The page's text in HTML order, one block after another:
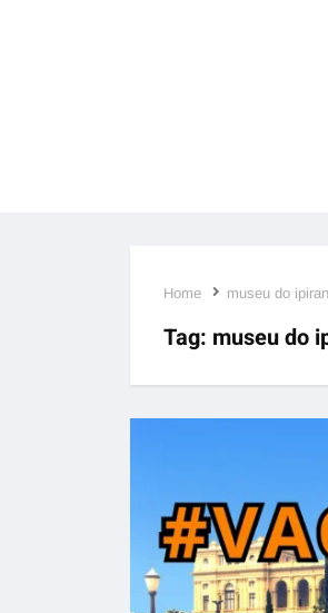
Home museu do
Tag: museu do